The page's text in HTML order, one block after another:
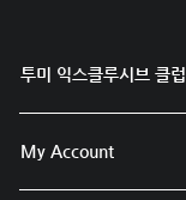
투미 익스클루시브 클럽
My Account